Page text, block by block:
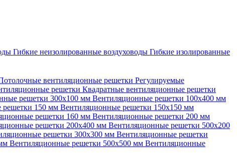
Гибкие неизолированные воздуховоды Гибкие изолированные
вентиляционные решетки Регулируемые
решетки Квадратные вентиляционные решетки
решетки 300х100 мм Вентиляционные решетки 100х400 мм
решетки 150 мм Вентиляционные решетки 150х150 мм
решетки 160 мм Вентиляционные решетки 200 мм
решетки 200х400 мм Вентиляционные решетки 500х200
решетки 300х300 мм Вентиляционные решетки
Вентиляционные решетки 500х500 мм Вентиляционные